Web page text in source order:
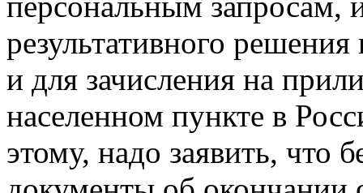
результативного
и для зачисления на
населенном пункте в
этому, надо заявить, что